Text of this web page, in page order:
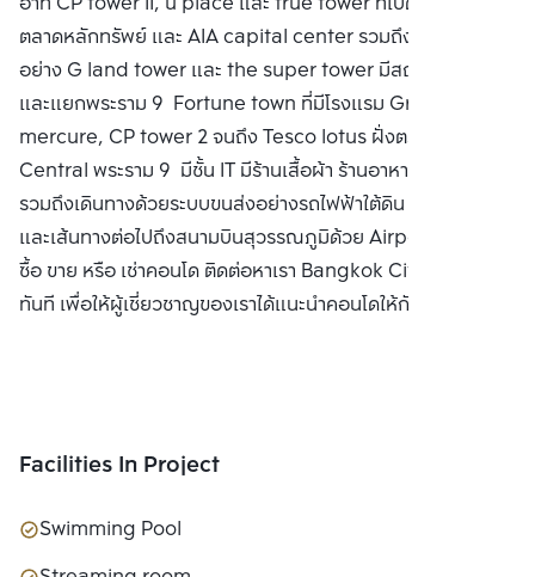
ตลาดหลักทรัพย์ และ AIA capital center รวมถึงที่กำลังสร้าง
อย่าง G land tower และ the super tower มีสถานฑูตจีน
และแยกพระราม 9 Fortune town ที่มีโรงแรม Grand
mercure, CP tower 2 จนถึง Tesco lotus ฝั่งตรงข้าม
Central พระราม 9 มีชั้น IT มีร้านเสื้อผ้า ร้านอาหารมากมาย
รวมถึงเดินทางด้วยระบบขนส่งอย่างรถไฟฟ้าใต้ดิน MRT ง่าย
และเส้นทางต่อไปถึงสนามบินสุวรรณภูมิด้วย Airport Rail Link
ซื้อ ขาย หรือ เช่าคอนโด ติดต่อหาเรา Bangkok CitiSmart ได้
ทันที เพื่อให้ผู้เชี่ยวชาญของเราได้แนะนำคอนโดให้กับท่าน
Facilities In Project
Swimming Pool